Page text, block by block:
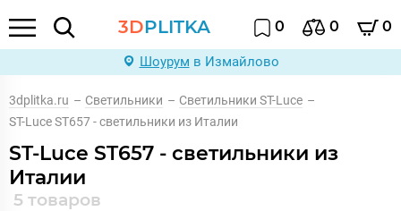
3DPLITKA 0 0 0
Шоурум в Измайлово
3dplitka.ru – Светильники – Светильники ST-Luce –
ST-Luce ST657 - светильники из Италии
ST-Luce ST657 - светильники из
Италии
5 товаров